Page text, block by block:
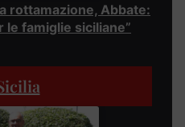
rottamazione, Abbate:
le famiglie siciliane”